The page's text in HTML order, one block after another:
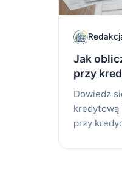
Jak
przy
Dowiedz
kredytową
przy